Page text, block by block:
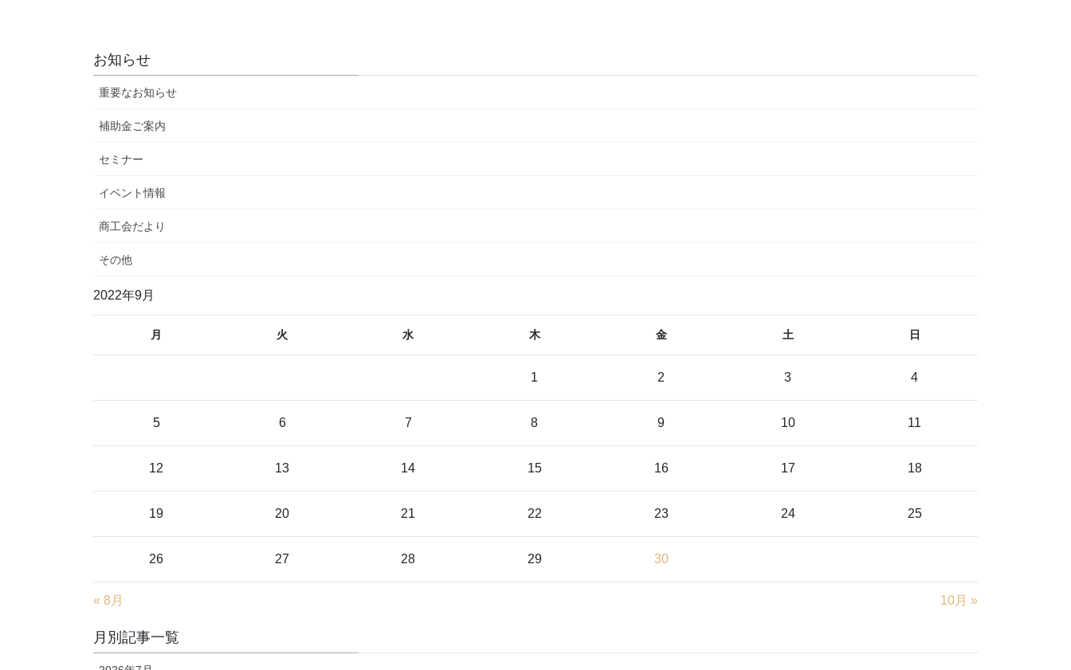
お知らせ
重要なお知らせ
補助金ご案内
セミナー
イベント情報
商工会だより
その他
2022年9月
月 火 水 木 金 土 日
1 2 3 4
5 6 7 8 9 10 11
12 13 14 15 16 17 18
19 20 21 22 23 24 25
26 27 28 29 30
« 8月 10月 »
月別記事一覧